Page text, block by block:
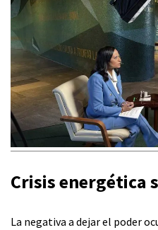
Crisis energética
La negativa a dejar el poder